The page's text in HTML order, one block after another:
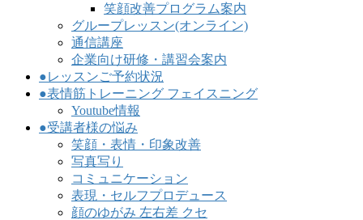
笑顔改善プログラム案内
グループレッスン(オンライン)
通信講座
企業向け研修・講習会案内
●レッスンご予約状況
●表情筋トレーニング フェイスニング
Youtube情報
●受講者様の悩み
笑顔・表情・印象改善
写真写り
コミュニケーション
表現・セルフプロデュース
顔のゆがみ 左右差 クセ